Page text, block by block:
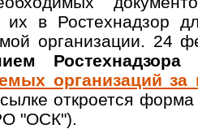
их в Ростехнадзор
организации. 24
организаций
откроется форма
"ОСК").